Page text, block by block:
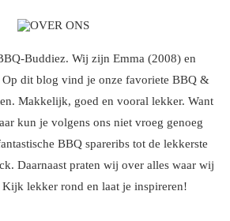
Buddiez. Wij zijn Emma (2008) en
Op dit blog vind je onze favoriete BBQ &
Makkelijk, goed en vooral lekker. Want
kun je volgens ons niet vroeg genoeg
BBQ spareribs tot de lekkerste
Daarnaast praten wij over alles waar wij
lekker rond en laat je inspireren!